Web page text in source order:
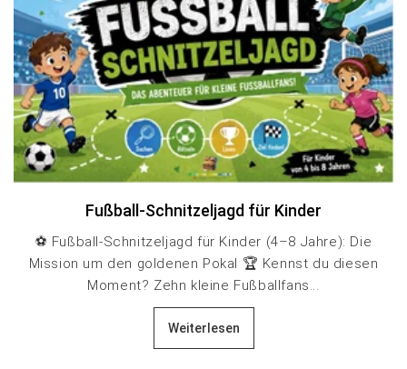
Fußball-Schnitzeljagd für Kinder
⚽ Fußball-Schnitzeljagd für Kinder (4–8 Jahre): Die
Mission um den goldenen Pokal 🏆 Kennst du diesen
Moment? Zehn kleine Fußballfans...
Weiterlesen